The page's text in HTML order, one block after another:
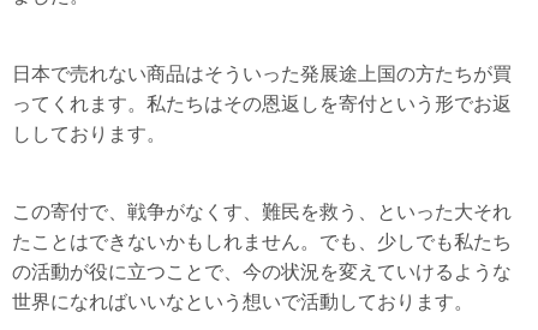
日本で売れない商品はそういった発展途上国の方たちが買
ってくれます。私たちはその恩返しを寄付という形でお返
ししております。
この寄付で、戦争がなくす、難民を救う、といった大それ
たことはできないかもしれません。でも、少しでも私たち
の活動が役に立つことで、今の状況を変えていけるような
世界になればいいなという想いで活動しております。